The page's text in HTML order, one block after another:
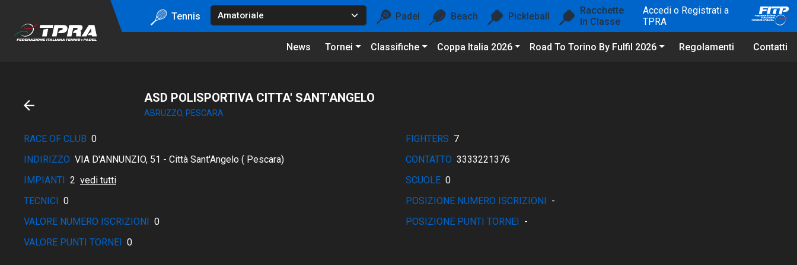
Tennis Padel Beach Pickleball
Racchette
In Classe
Accedi o Registrati a
TPRA
News Tornei Classifiche Coppa Italia 2026 Road To Torino By Fulfil 2026 Regolamenti Contatti
ASD POLISPORTIVA CITTA' SANT'ANGELO
ABRUZZO, PESCARA
RACE OF CLUB 0 FIGHTERS 7
INDIRIZZO VIA D'ANNUNZIO, 51 - Città Sant'Angelo ( Pescara) CONTATTO 3333221376
IMPIANTI 2 vedi tutti SCUOLE 0
TECNICI 0 POSIZIONE NUMERO ISCRIZIONI -
VALORE NUMERO ISCRIZIONI 0 POSIZIONE PUNTI TORNEI -
VALORE PUNTI TORNEI 0